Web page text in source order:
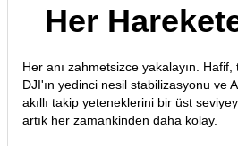
Her
Her anı zahmetsizce yakalayın.
DJI'ın yedinci nesil stabilizasyonu ve
akıllı takip yeteneklerini bir üst
artık her zamankinden daha kolay.